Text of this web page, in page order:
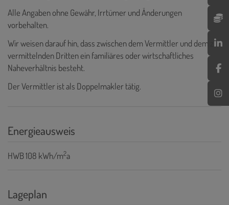
Alle Angaben ohne Gewähr, Irrtümer und Änderungen
vorbehalten.
Wir weisen darauf hin, dass zwischen dem Vermittler und dem zu
vermittelnden Dritten ein familiäres oder wirtschaftliches
Naheverhältnis besteht.
Der Vermittler ist als Doppelmakler tätig.
Energieausweis
HWB108 kWh/m2a
Lageplan